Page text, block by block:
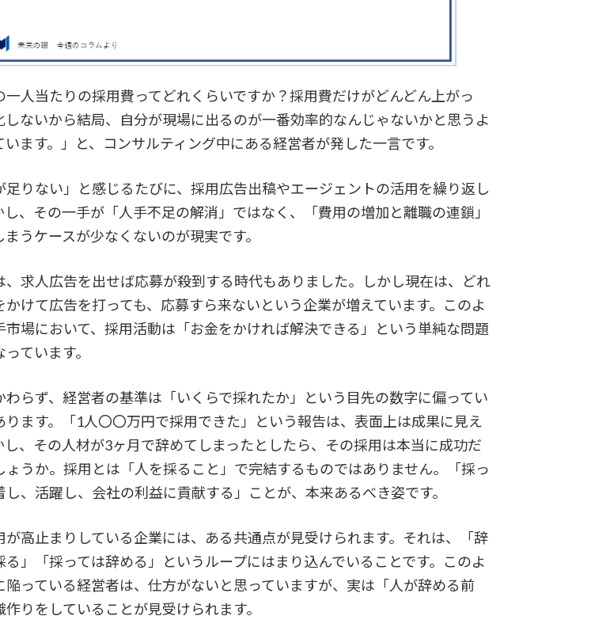
人当たりの採用費ってどれくらいですか？採用費だけがどんどん上がっ
しないから結局、自分が現場に出るのが一番効率的なんじゃないかと思うよ
います。」と、コンサルティング中にある経営者が発した一言です。
りない」と感じるたびに、採用広告出稿やエージェントの活用を繰り返し
し、その一手が「人手不足の解消」ではなく、「費用の増加と離職の連鎖」
まうケースが少なくないのが現実です。
求人広告を出せば応募が殺到する時代もありました。しかし現在は、どれ
かけて広告を打っても、応募すら来ないという企業が増えています。このよ
市場において、採用活動は「お金をかければ解決できる」という単純な問題
ています。
らず、経営者の基準は「いくらで採れたか」という目先の数字に偏ってい
ります。「1人〇〇万円で採用できた」という報告は、表面上は成果に見え
し、その人材が3ヶ月で辞めてしまったとしたら、その採用は本当に成功だ
ょうか。採用とは「人を採ること」で完結するものではありません。「採っ
し、活躍し、会社の利益に貢献する」ことが、本来あるべき姿です。
高止まりしている企業には、ある共通点が見受けられます。それは、「辞
る」「採っては辞める」というループにはまり込んでいることです。このよ
陥っている経営者は、仕方がないと思っていますが、実は「人が辞める前
りをしていることが見受けられます。